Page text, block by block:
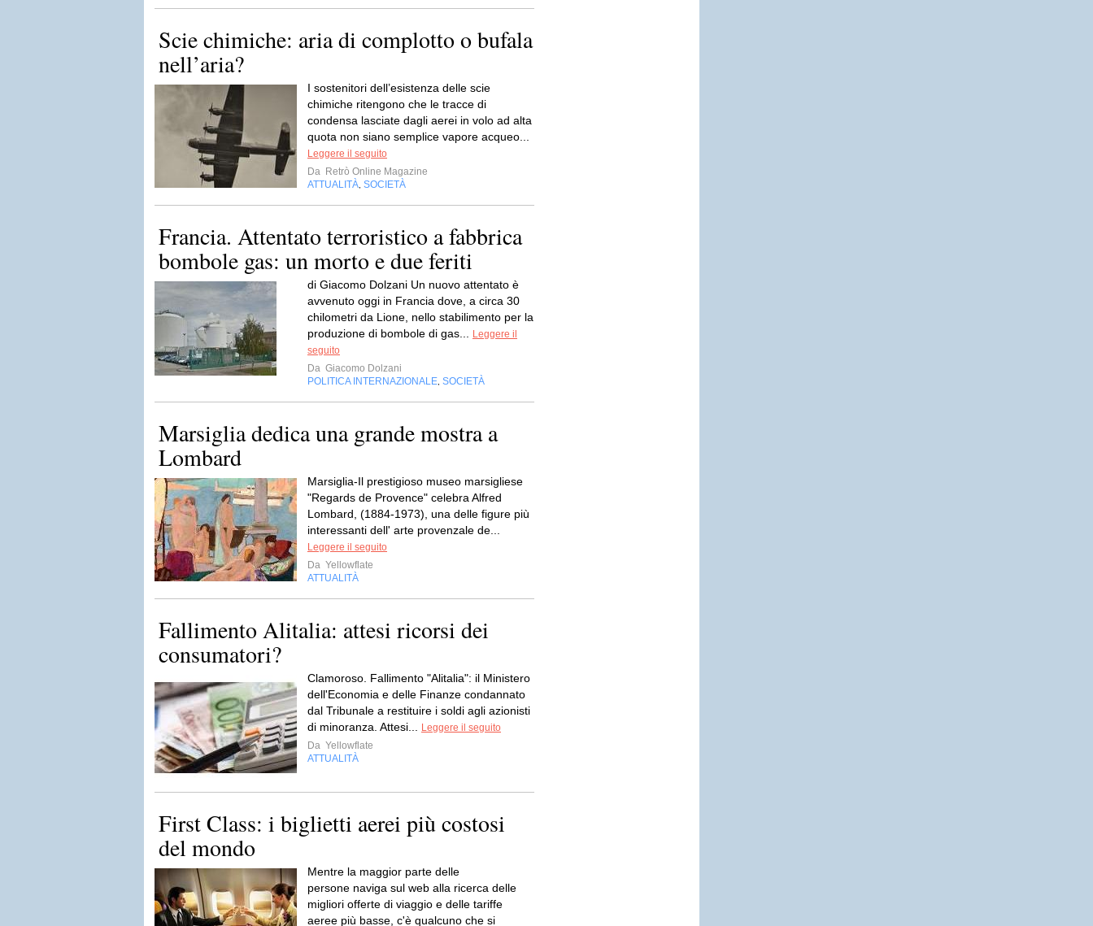
Scie chimiche: aria di complotto o bufala
nell’aria?
I sostenitori dell’esistenza delle scie
chimiche ritengono che le tracce di
condensa lasciate dagli aerei in volo ad alta
quota non siano semplice vapore acqueo...
Leggere il seguito
Da Retrò Online Magazine
ATTUALITÀ SOCIETÀ
Francia. Attentato terroristico a fabbrica
bombole gas: un morto e due feriti
di Giacomo Dolzani Un nuovo attentato è
avvenuto oggi in Francia dove, a circa 30
chilometri da Lione, nello stabilimento per la
produzione di bombole di gas...
Leggere il
seguito
Da Giacomo Dolzani
POLITICA INTERNAZIONALE SOCIETÀ
Marsiglia dedica una grande mostra a
Lombard
Marsiglia-Il prestigioso museo marsigliese
"Regards de Provence" celebra Alfred
Lombard, (1884-1973), una delle figure più
interessanti dell' arte provenzale de...
Leggere il seguito
Da Yellowflate
ATTUALITÀ
Fallimento Alitalia: attesi ricorsi dei
consumatori?
Clamoroso. Fallimento "Alitalia": il Ministero
dell'Economia e delle Finanze condannato
dal Tribunale a restituire i soldi agli azionisti
di minoranza. Attesi...
Leggere il seguito
Da Yellowflate
ATTUALITÀ
First Class: i biglietti aerei più costosi
del mondo
Mentre la maggior parte delle
persone naviga sul web alla ricerca delle
migliori offerte di viaggio e delle tariffe
aeree più basse, c'è qualcuno che si